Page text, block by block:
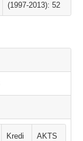
(1997-2013): 52
Kredi AKTS